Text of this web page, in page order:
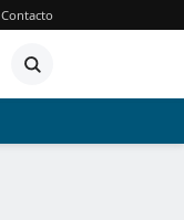
Contacto